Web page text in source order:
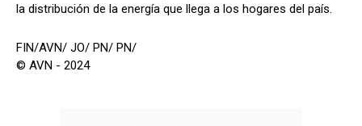
la distribución de la energía que llega a los hogares del país.
FIN/AVN/ JO/ PN/ PN/
© AVN - 2024